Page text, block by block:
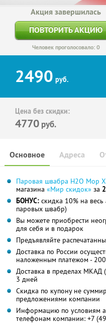
Акция завершилась
ПОВТОРИТЬ АКЦИЮ
Человек проголосовало: 0
2490 руб.
Цена без скидки:
4770 руб.
Основное Адреса
Паровая швабра H2O Mop
магазина «Мир скидок» за
БОНУС: скидка 10% на
паровых швабр)
Вы можете приобрести
для себя и в подарок
Предъявляйте
Доставка по России
наложенным платежом -
Доставка в пределах МКАД
3 дней
Скидка по купону не
предложениями компании
Информацию по условиям
телефонам компании: +7